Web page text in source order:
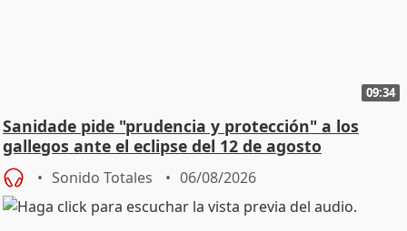
09:34
Sanidade pide "prudencia y protección" a los
gallegos ante el eclipse del 12 de agosto
Sonido Totales 06/08/2026